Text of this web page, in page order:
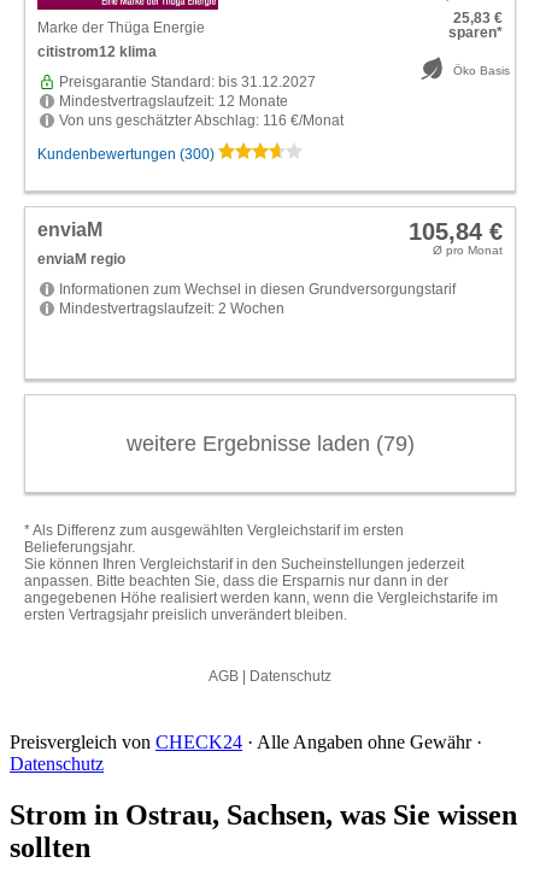
Preisvergleich von CHECK24 · Alle Angaben ohne Gewähr ·
Datenschutz
Strom in Ostrau, Sachsen, was Sie wissen
sollten